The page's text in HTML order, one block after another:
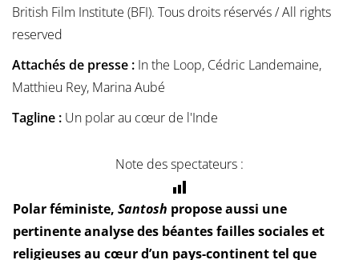
British Film Institute (BFI). Tous droits réservés / All rights
reserved
Attachés de presse : In the Loop, Cédric Landemaine,
Matthieu Rey, Marina Aubé
Tagline : Un polar au cœur de l'Inde
Note des spectateurs :
Polar féministe, Santosh propose aussi une
pertinente analyse des béantes failles sociales et
religieuses au cœur d’un pays-continent tel que